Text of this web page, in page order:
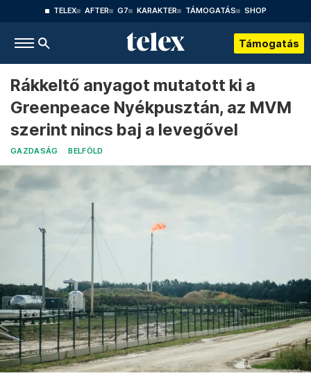
TELEX AFTER G7 KARAKTER TÁMOGATÁS SHOP
Támogatás
Rákkeltő anyagot mutatott ki a
Greenpeace Nyékpusztán, az MVM
szerint nincs baj a levegővel
GAZDASÁG BELFÖLD